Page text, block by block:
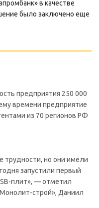
в качестве
было заключено еще
предприятия 250 000
времени предприятие
из 70 регионов РФ
но они имели
запустили первый
плит», — отметил
строй», Даниил